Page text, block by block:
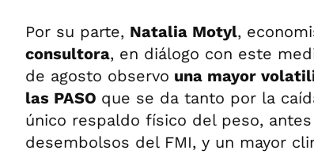
Por su parte, Natalia Motyl,
consultora, en diálogo con este
de agosto observo una mayor
las PASO que se da tanto por la
único respaldo físico del peso,
desembolsos del FMI, y un mayor